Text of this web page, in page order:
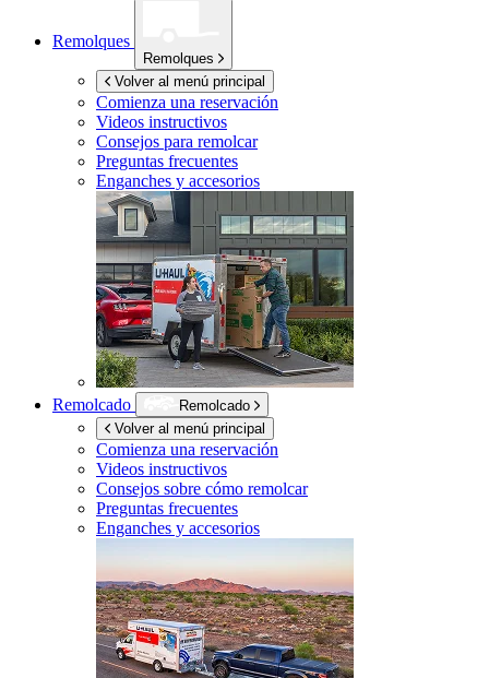
Remolques
Remolques
Volver al menú principal
Comienza una reservación
Videos instructivos
Consejos para remolcar
Preguntas frecuentes
Enganches y accesorios
Remolcado
Remolcado
Volver al menú principal
Comienza una reservación
Videos instructivos
Consejos sobre cómo remolcar
Preguntas frecuentes
Enganches y accesorios